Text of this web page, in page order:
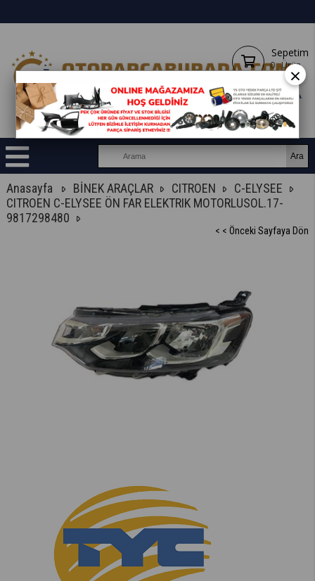
Sepetim
0 Ürün
Anasayfa BİNEK ARAÇLAR CITROEN
C-ELYSEE
CITROEN C-ELYSEE ÖN FAR ELEKTRIK MOTORLUSOL.17-
9817298480
< < Önceki Sayfaya Dön
×